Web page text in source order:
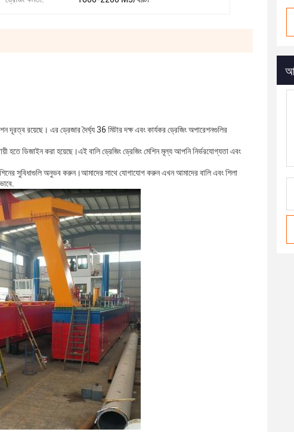
দূরত্ব রয়েছে। এর ড্রেজার দৈর্ঘ্য 36 মিটার দক্ষ এবং কার্যকর ড্রেজিং অপারেশনগুলির
হতে ডিজাইন করা হয়েছে।এই বালি ড্রেজিং ড্রেজিং মেশিন মূল্য আপনি নির্ভরযোগ্যতা এবং
সুবিধাগুলি অনুভব করুন।আমাদের সাথে যোগাযোগ করুন এখন আমাদের বালি এবং শিলা